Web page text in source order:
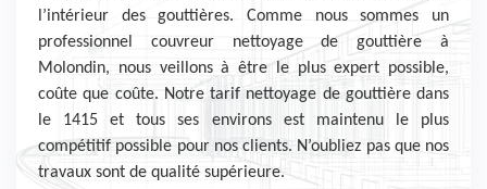
l’intérieur des gouttières. Comme nous sommes un
professionnel couvreur nettoyage de gouttière à
Molondin, nous veillons à être le plus expert possible,
coûte que coûte. Notre tarif nettoyage de gouttière dans
le 1415 et tous ses environs est maintenu le plus
compétitif possible pour nos clients. N’oubliez pas que nos
travaux sont de qualité supérieure.